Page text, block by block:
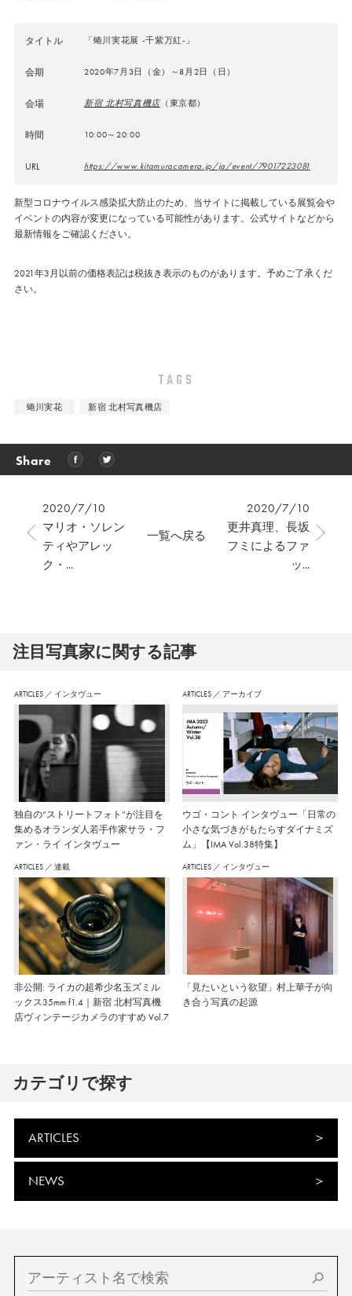
タイトル 「蜷川実花展 -千紫万紅-」
会期 2020年7月3日（金）～8月2日（日）
会場 新宿 北村写真機店（東京都）
時間 10:00～20:00
URL https://www.kitamuracamera.jp/ja/event/79017223081
新型コロナウイルス感染拡大防止のため、当サイトに掲載している展覧会や
イベントの内容が変更になっている可能性があります。公式サイトなどから
最新情報をご確認ください。
2021年3月以前の価格表記は税抜き表示のものがあります。予めご了承くだ
さい。
TAGS
蜷川実花 新宿 北村写真機店
Share
2020/7/10
マリオ・ソレン
ティやアレッ
ク・...
2020/7/10
更井真理、長坂
フミによるファ
ッ...
一覧へ戻る
注⽬写真家に関する記事
ARTICLES ／ インタヴュー
独自の“ストリートフォト”が注目を
集めるオランダ人若手作家サラ・フ
ァン・ライ インタヴュー
ARTICLES ／ アーカイブ
ウゴ・コント インタヴュー「日常の
小さな気づきがもたらすダイナミズ
ム」【IMA Vol.38特集】
ARTICLES ／ 連載
非公開: ライカの超希少名玉ズミル
ックス35mm f1.4｜新宿 北村写真機
店ヴィンテージカメラのすすめ Vol.7
ARTICLES ／ インタヴュー
「見たいという欲望」村上華子が向
き合う写真の起源
カテゴリで探す
ARTICLES
NEWS